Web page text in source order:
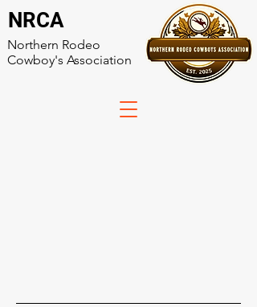
NRCA
Northern Rodeo
Cowboy's Association